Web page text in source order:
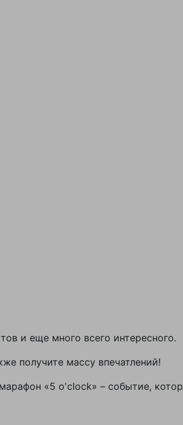
и еще много всего интересного.
получите массу впечатлений!
«5 o'clock» – событие,